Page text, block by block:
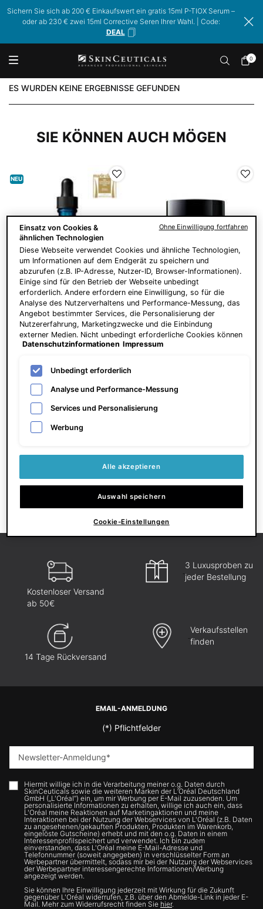
Sichern Sie sich ab 200 € Einkaufswert ein gratis 15ml P-TIOX Serum –
oder ab 230 € zwei 15ml Corrective Seren Ihrer Wahl. | Code:
DEAL
Mein
0
0
Hauptinhalt
ES WURDEN KEINE ERGEBNISSE GEFUNDEN
SIE KÖNNEN AUCH MÖGEN
NEU
A.G.E. Interrupter Ultra Serum
Serum zur Hautstraffung
(1529)
Eine Größe verfügbar
ZUM WARENKORB
Preis pro Einheit (5.500,00 € / 1l)
P-TIOX Cream
Anti‑Falten‑Creme für sichtbaren
Glass Skin Effekt und verfeinerte
Poren
48 ml
150,00 €
Kostenloser Versand
ab 50€
3 Luxusproben zu
jeder Bestellung
14 Tage Rückversand
Verkaufsstellen
finden
EMAIL-ANMELDUNG
(*) Pflichtfelder
Newsletter-Anmeldung*
Hiermit willige ich in die Verarbeitung meiner o.g. Daten durch
SkinCeuticals sowie die weiteren Marken der L’Oréal Deutschland
GmbH („L'Oréal“) ein, um mir Werbung per E-Mail zuzusenden. Um
personalisierte Informationen zu erhalten, willige ich auch ein, dass
L'Oréal meine Reaktionen auf Marketingaktionen und meine
Interaktionen bei der Nutzung der Webservices von L'Oréal (z.B. Daten
zu angesehenen/gekauften Produkten, Produkten im Warenkorb,
eingelöste Gutscheine) erhebt und mit den o.g. Daten in einem
Interessenprofilspeichert und verwendet. Ich bin zudem
einverstanden, dass L'Oréal meine E-Mail-Adresse und
Telefonnummer (soweit angegeben) in verschlüsselter Form an
Werbepartner übermittelt, sodass mir bei der Nutzung der Webservices
der Werbepartner interessengerechte Informationen/Werbung
angezeigt werden.
Sie können Ihre Einwilligung jederzeit mit Wirkung für die Zukunft
gegenüber L'Oréal widerrufen, z.B. über den Abmelde-Link in jeder E-
Mail. Mehr zum Widerrufsrecht finden Sie hier.
Einsatz von Cookies &
ähnlichen Technologien
Diese Webseite verwendet Cookies und ähnliche Technologien,
um Informationen auf dem Endgerät zu speichern und
abzurufen (z.B. IP-Adresse, Nutzer-ID, Browser-Informationen).
Einige sind für den Betrieb der Webseite unbedingt
erforderlich. Andere erfordern eine Einwilligung, so für die
Analyse des Nutzerverhaltens und Performance-Messung, das
Angebot bestimmter Services, die Personalisierung der
Nutzererfahrung, Marketingzwecke und die Einbindung
externer Medien. Nicht unbedingt erforderliche Cookies können
direkt akzeptiert ("Alle akzeptieren") oder abgelehnt ("Ohne
Einstellungen sind ebenfalls möglich und speicherbar ("Auswahl
speichern"). Die Auswahl kann jederzeit unter dem Link
"Cookie-Einstellungen" angepasst werden. Für weitere
Informationen s. unsere Datenschutzinformationen.
Datenschutzinformationen Impressum
Unbedingt erforderlich
Analyse und Performance-Messung
Services und Personalisierung
Werbung
Alle akzeptieren
Auswahl speichern
Cookie-Einstellungen
Ohne Einwilligung fortfahren